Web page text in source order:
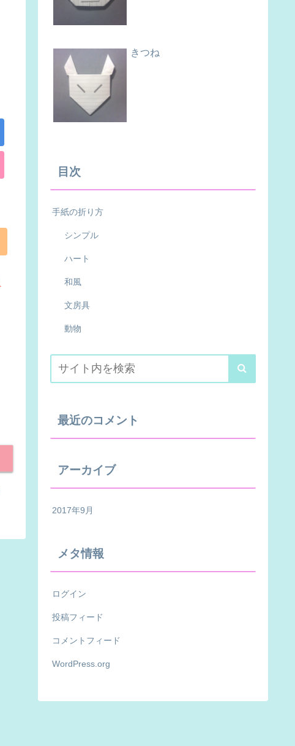
きつね
目次
手紙の折り方
シンプル
ハート
和風
文房具
動物
最近のコメント
アーカイブ
2017年9月
メタ情報
ログイン
投稿フィード
コメントフィード
WordPress.org